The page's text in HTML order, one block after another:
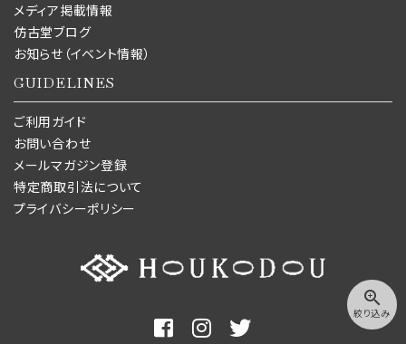
zoom_in
絞り込み
メディア掲載情報
仿古堂ブログ
お知らせ（イベント情報）
GUIDELINES
ご利用ガイド
お問い合わせ
メールマガジン登録
特定商取引法について
プライバシーポリシー